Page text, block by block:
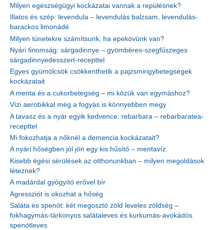
Milyen egészségügyi kockázatai vannak a repülésnek?
Illatos és szép: levendula – levendulás balzsam, levendulás-
barackos limonádé
Milyen tünetekre számítsunk, ha epekövünk van?
Nyári finomság: sárgadinnye – gyömbéres-szegfűszeges
sárgadinnyedesszert-recepttel
Egyes gyümölcsök csökkenthetik a pajzsmirigybetegségek
kockázatait
A menta és a cukorbetegség – mi közük van egymáshoz?
Vízi aerobikkal még a fogyás is könnyebben megy
A tavasz és a nyár egyik kedvence: rebarbara – rebarbaratea-
recepttel
Mi fokozhatja a nőknél a demencia kockázatait?
A nyári hőségben jól jön egy kis hűsítő – mentavíz
Kisebb égési sérülések az otthonunkban – milyen megoldások
léteznek?
A madárdal gyógyító erővel bír
Agressziót is okozhat a hőség
Saláta és spenót: két megosztó zöld leveles zöldség –
fokhagymás-tárkonyos salátaleves és kurkumás-avokádós
spenótleves